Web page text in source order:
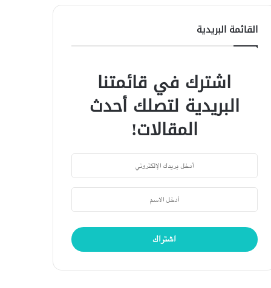
القائمة البريدية
اشترك في قائمتنا
البريدية لتصلك أحدث
المقالات!